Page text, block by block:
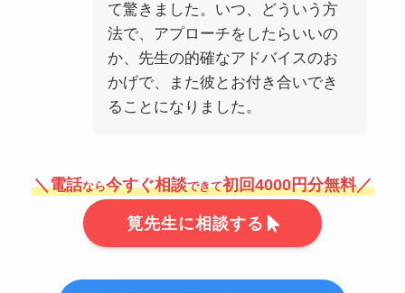
て驚きました。いつ、どういう方
法で、アプローチをしたらいいの
か、先生の的確なアドバイスのお
かげで、また彼とお付き合いでき
ることになりました。
＼電話なら今すぐ相談できて初回4000円分無料／
筧先生に相談する